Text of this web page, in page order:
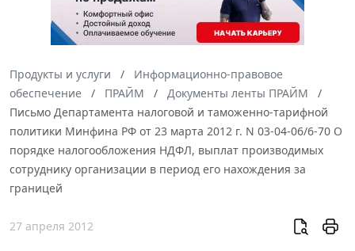
Продукты и услуги
Информационно-правовое
обеспечение
ПРАЙМ
Документы ленты ПРАЙМ
Письмо Департамента налоговой и таможенно-тарифной
политики Минфина РФ от 23 марта 2012 г. N 03-04-06/6-70 О
порядке налогообложения НДФЛ, выплат производимых
сотруднику организации в период его нахождения за
границей
27 апреля 2012